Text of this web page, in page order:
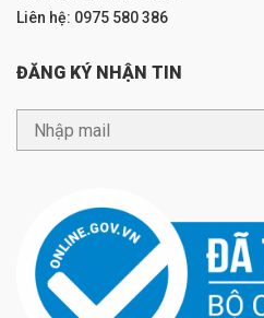
Liên hệ: 0975 580 386
ĐĂNG KÝ NHẬN TIN